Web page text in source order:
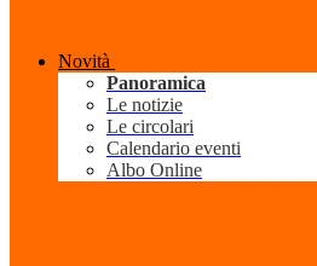
Novità
Panoramica
Le notizie
Le circolari
Calendario eventi
Albo Online